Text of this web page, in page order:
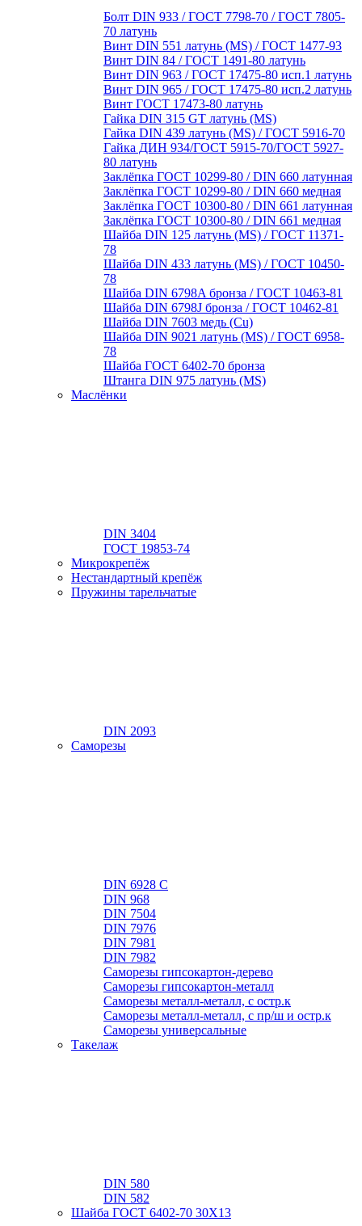
Болт DIN 933 / ГОСТ 7798-70 / ГОСТ 7805-
70 латунь
Винт DIN 551 латунь (MS) / ГОСТ 1477-93
Винт DIN 84 / ГОСТ 1491-80 латунь
Винт DIN 963 / ГОСТ 17475-80 исп.1 латунь
Винт DIN 965 / ГОСТ 17475-80 исп.2 латунь
Винт ГОСТ 17473-80 латунь
Гайка DIN 315 GT латунь (MS)
Гайка DIN 439 латунь (MS) / ГОСТ 5916-70
Гайка ДИН 934/ГОСТ 5915-70/ГОСТ 5927-
80 латунь
Заклёпка ГОСТ 10299-80 / DIN 660 латунная
Заклёпка ГОСТ 10299-80 / DIN 660 медная
Заклёпка ГОСТ 10300-80 / DIN 661 латунная
Заклёпка ГОСТ 10300-80 / DIN 661 медная
Шайба DIN 125 латунь (MS) / ГОСТ 11371-
78
Шайба DIN 433 латунь (MS) / ГОСТ 10450-
78
Шайба DIN 6798A бронза / ГОСТ 10463-81
Шайба DIN 6798J бронза / ГОСТ 10462-81
Шайба DIN 7603 медь (Cu)
Шайба DIN 9021 латунь (MS) / ГОСТ 6958-
78
Шайба ГОСТ 6402-70 бронза
Штанга DIN 975 латунь (MS)
Маслёнки
DIN 3404
ГОСТ 19853-74
Микрокрепёж
Нестандартный крепёж
Пружины тарельчатые
DIN 2093
Саморезы
DIN 6928 C
DIN 968
DIN 7504
DIN 7976
DIN 7981
DIN 7982
Саморезы гипсокартон-дерево
Саморезы гипсокартон-металл
Саморезы металл-металл, с остр.к
Саморезы металл-металл, с пр/ш и остр.к
Саморезы универсальные
Такелаж
DIN 580
DIN 582
Шайба ГОСТ 6402-70 30Х13